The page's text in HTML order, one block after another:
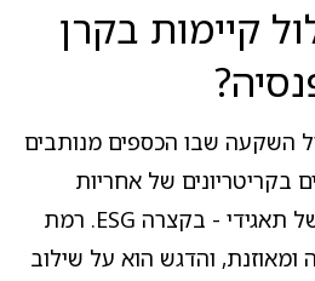
קיימות בקרן
השקעה שבו הכספים מנותבים
בקריטריונים של אחריות
סביבתית, חברתית וממשל תאגידי - בקצרה ESG. רמת
ומאוזנת, והדגש הוא על שילוב